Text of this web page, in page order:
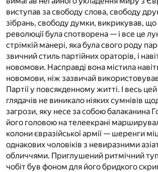
виступав за свободу слова, свободу
зібрань, свободу думки, викрикував,
революції була спотворена — і все це
стрімкій манері, яка була свого роду
звичний стиль партійних ораторів, і
новомови. Насправді вона містила
новомови, ніж зазвичай
Партії у повсякденному житті. І весь
глядачів не виникало ніяких сумнівів
загрози, яку несе за собою балаканина
його головою на телеекрані
колони євразійської армії — шеренги
однакових чоловіків з невиразними
обличчями. Приглушений ритмічний
чобіт був фоном для його бридкого